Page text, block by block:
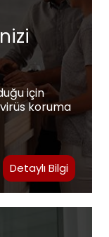
için
koruma
Detaylı Bilgi